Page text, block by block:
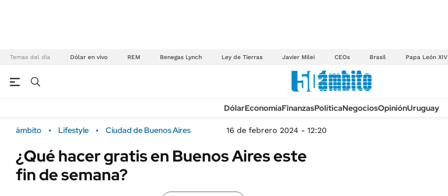
Temas del día Dólar en vivo REM Benegas Lynch Ley de Tierras Javier Milei CEOs Brasil Papa León XIV
Campo
FINANZAS
Sustentabilidad
TECNOLOGÍA
MÉXICO
MUNDO
DólarEconomíaFinanzasPolíticaNegociosOpiniónUruguay
ámbito Lifestyle Ciudad de Buenos Aires 16 de febrero 2024 - 12:20
¿Qué hacer gratis en Buenos Aires este
fin de semana?